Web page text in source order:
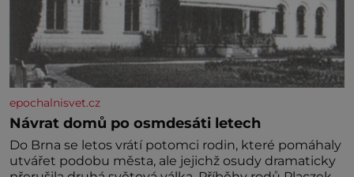
epochalnisvet.cz
Návrat domů po osmdesáti letech
Do Brna se letos vrátí potomci rodin, které pomáhaly
utvářet podobu města, ale jejichž osudy dramaticky